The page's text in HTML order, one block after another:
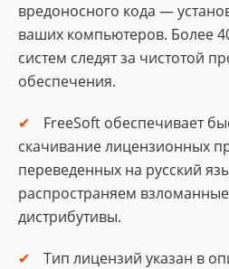
вредоносного кода —
ваших компьютеров. Более
систем следят за чистотой
обеспечения.
FreeSoft обеспечивает
скачивание лицензионных
переведенных на русский
распространяем
дистрибутивы.
Тип лицензий указан в